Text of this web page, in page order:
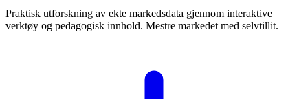
Praktisk utforskning av ekte markedsdata gjennom interaktive
verktøy og pedagogisk innhold. Mestre markedet med selvtillit.